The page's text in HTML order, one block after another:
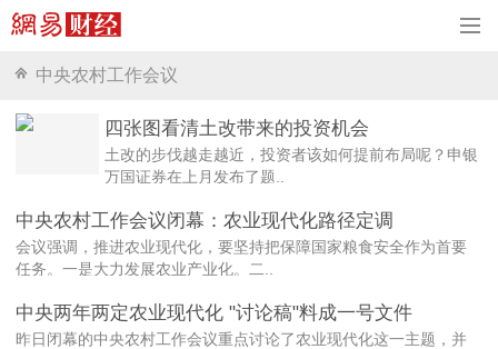
中央农村工作会议
四张图看清土改带来的投资机会
土改的步伐越走越近，投资者该如何提前布局呢？申银
万国证券在上月发布了题..
中央农村工作会议闭幕：农业现代化路径定调
会议强调，推进农业现代化，要坚持把保障国家粮食安全作为首要
任务。一是大力发展农业产业化。二..
中央两年两定农业现代化 "讨论稿"料成一号文件
昨日闭幕的中央农村工作会议重点讨论了农业现代化这一主题，并